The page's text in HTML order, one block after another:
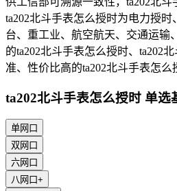
ta202北斗手表怎么授时为电力授
台、重工业、航空航天、交通运输
的ta202北斗手表怎么授时、ta202
准、性价比高的ta202北斗手表怎么
ta202北斗手表怎么授时 单选
单网口
双网口
六网口
八网口+